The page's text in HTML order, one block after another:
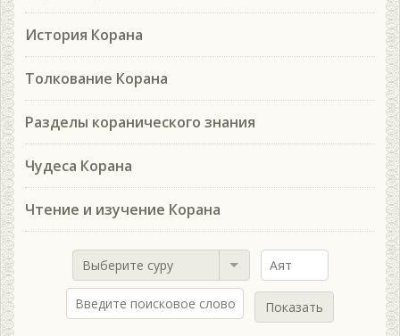
История Корана
Толкование Корана
Разделы коранического знания
Чудеса Корана
Чтение и изучение Корана
Выберите суру
Показать